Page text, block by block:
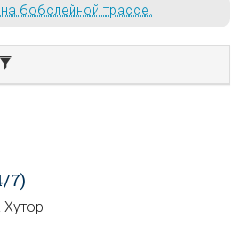
бобслейной трассе.
7)
Хутор